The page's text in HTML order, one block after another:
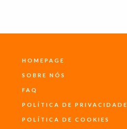
HOMEPAGE
SOBRE NÓS
FAQ
POLÍTICA DE PRIVACIDADE
POLÍTICA DE COOKIES